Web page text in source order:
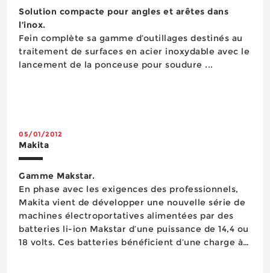
Mesure Détection
Nettoyage
Outillage pneumatique
Outillage semi-stationnaire
Outillage semi-stationnaire
Peinture
Perçage
Pesage
Protection antichute
Protection auditive
Protection de la personne
Protection de la tête
Protection du pied
Protection oculaire
Solution compacte pour angles et arêtes dans
l’inox.
Fein complète sa gamme d’outillages destinés au
traitement de surfaces en acier inoxydable avec le
lancement de la ponceuse pour soudure ...
05/01/2012
Makita
Gamme Makstar.
En phase avec les exigences des professionnels,
Makita vient de développer une nouvelle série de
machines électroportatives alimentées par des
batteries li-ion Makstar d’une puissance de 14,4 ou
18 volts. Ces batteries bénéficient d’une charge à